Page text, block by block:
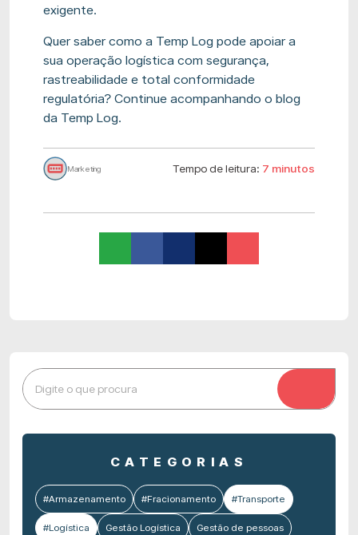
Marketing Tempo de leitura: 7 minutos
exigente.
Quer saber como a Temp Log pode apoiar a
sua operação logística com segurança,
rastreabilidade e total conformidade
regulatória? Continue acompanhando o blog
da Temp Log.
CATEGORIAS
#Armazenamento #Fracionamento #Transporte
#Logística Gestão Logística Gestão de pessoas